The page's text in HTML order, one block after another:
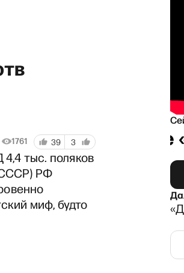
1761 39 3
тыс. поляков
СССР) РФ
миф, будто
том, что такое